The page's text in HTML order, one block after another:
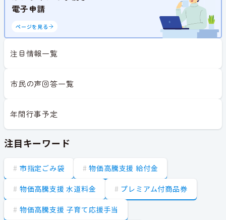
電子申請
ページを見る
注目情報一覧
市民の声回答一覧
年間行事予定
注目キーワード
市指定ごみ袋 物価高騰支援 給付金
物価高騰支援 水道料金 プレミアム付商品券
物価高騰支援 子育て応援手当